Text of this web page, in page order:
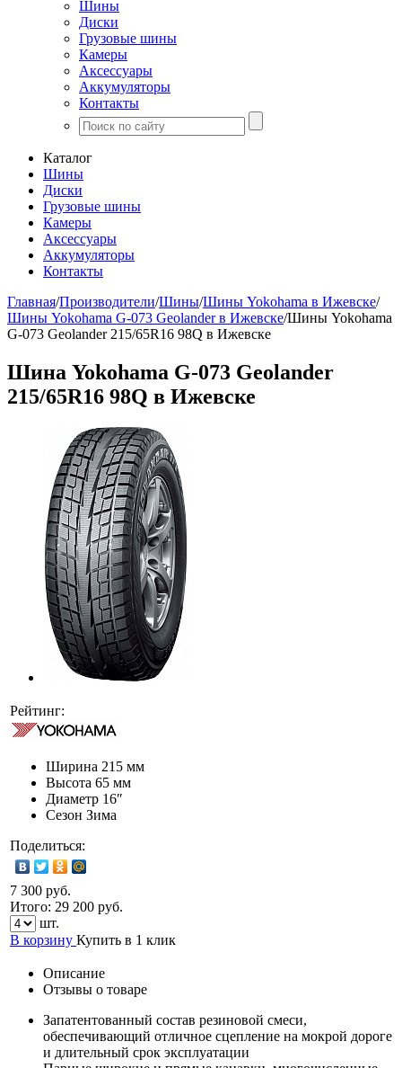
Шины
Диски
Грузовые шины
Камеры
Аксессуары
Аккумуляторы
Контакты
Каталог
Шины
Диски
Грузовые шины
Камеры
Аксессуары
Аккумуляторы
Контакты
Главная/Производители/Шины/Шины Yokohama в Ижевске/
Шины Yokohama G-073 Geolander в Ижевске/Шины Yokohama
G-073 Geolander 215/65R16 98Q в Ижевске
Шина Yokohama G-073 Geolander
215/65R16 98Q в Ижевске
Рейтинг:
Ширина 215 мм
Высота 65 мм
Диаметр 16″
Сезон Зима
Поделиться:
7 300 руб.
Итого: 29 200 руб.
шт.
В корзину Купить в 1 клик
Описание
Отзывы о товаре
Запатентованный состав резиновой смеси,
обеспечивающий отличное сцепление на мокрой дороге
и длительный срок эксплуатации